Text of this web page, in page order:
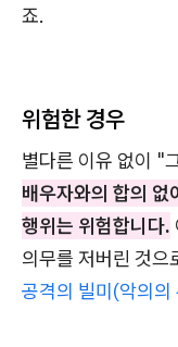
죠.
위험한 경우
별다른 이유 없이 "
배우자와의 합의 없
행위는 위험합니다.
의무를 저버린 것으
공격의 빌미(악의의